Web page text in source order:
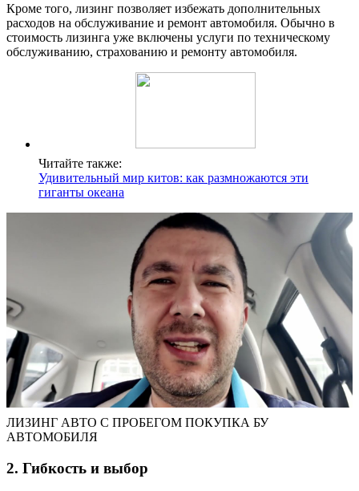
Кроме того, лизинг позволяет избежать дополнительных
расходов на обслуживание и ремонт автомобиля. Обычно в
стоимость лизинга уже включены услуги по техническому
обслуживанию, страхованию и ремонту автомобиля.
Читайте также:
Удивительный мир китов: как размножаются эти
гиганты океана
ЛИЗИНГ АВТО С ПРОБЕГОМ ПОКУПКА БУ
АВТОМОБИЛЯ
2. Гибкость и выбор